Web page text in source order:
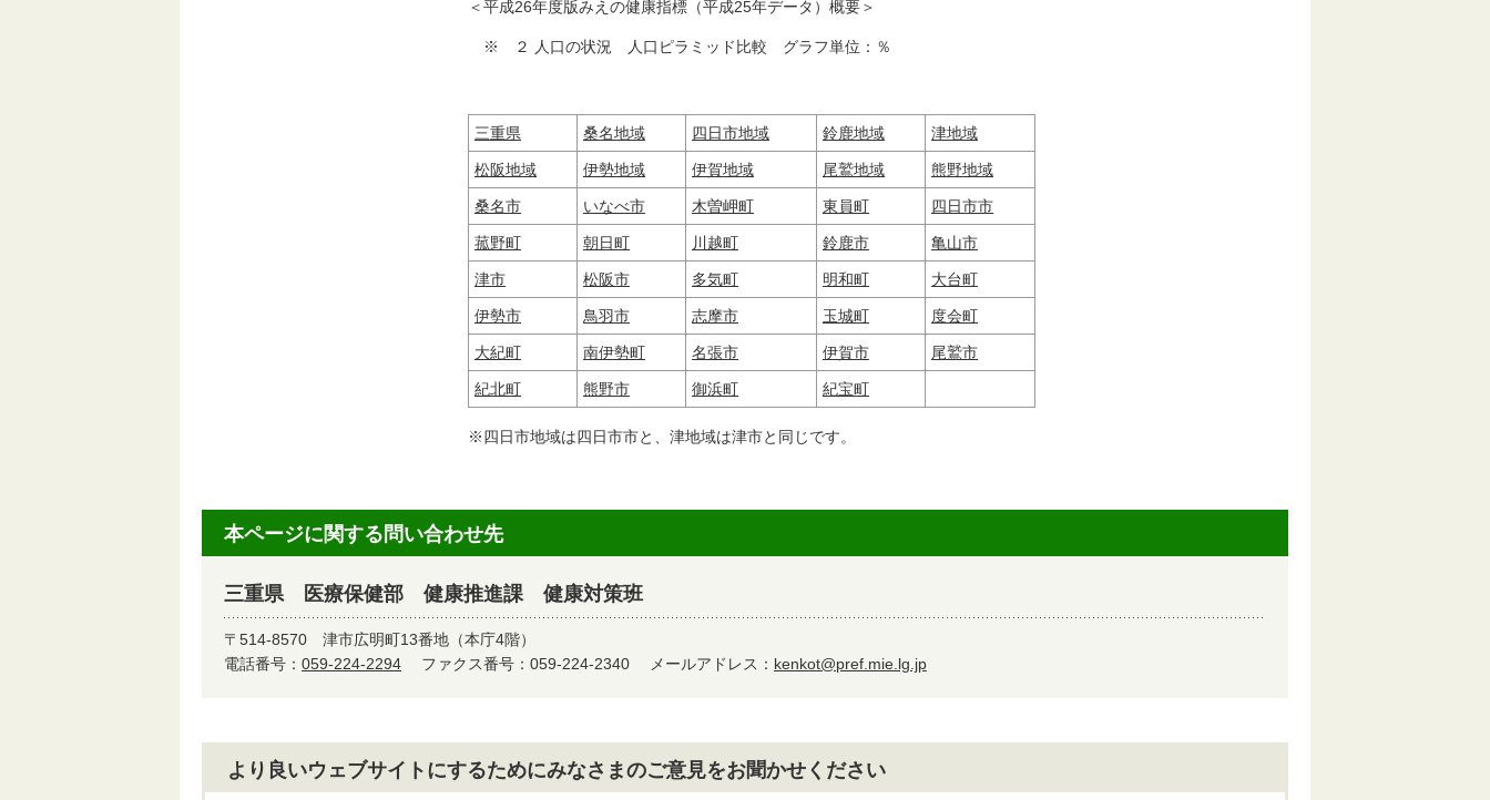
＜平成26年度版みえの健康指標（平成25年データ）概要＞
※ ２ 人口の状況 人口ピラミッド比較 グラフ単位：％
三重県 桑名地域 四日市地域 鈴鹿地域 津地域
松阪地域 伊勢地域 伊賀地域 尾鷲地域 熊野地域
桑名市 いなべ市 木曽岬町 東員町 四日市市
菰野町 朝日町 川越町 鈴鹿市 亀山市
津市 松阪市 多気町 明和町 大台町
伊勢市 鳥羽市 志摩市 玉城町 度会町
大紀町 南伊勢町 名張市 伊賀市 尾鷲市
紀北町 熊野市 御浜町 紀宝町
※四日市地域は四日市市と、津地域は津市と同じです。
本ページに関する問い合わせ先
三重県 医療保健部 健康推進課 健康対策班
〒514-8570 津市広明町13番地（本庁4階）
電話番号： 059-224-2294 ファクス番号：059-224-2340 メールアドレス： kenkot@pref.mie.lg.jp
より良いウェブサイトにするためにみなさまのご意見をお聞かせください